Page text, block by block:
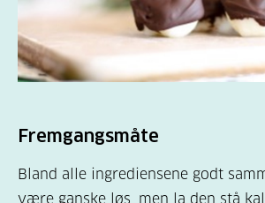
Fremgangsmåte
Bland alle ingrediensene godt
være ganske løs, men la den stå